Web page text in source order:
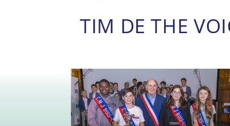
Colombes
TIM DE THE